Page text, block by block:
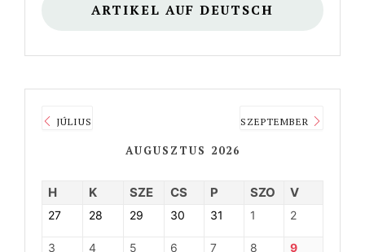
ARTIKEL AUF DEUTSCH
JÚLIUS
AUGUSZTUS 2026
SZEPTEMBER
H K SZE CS P SZO V
27 28 29 30 31 1 2
3 4 5 6 7 8 9